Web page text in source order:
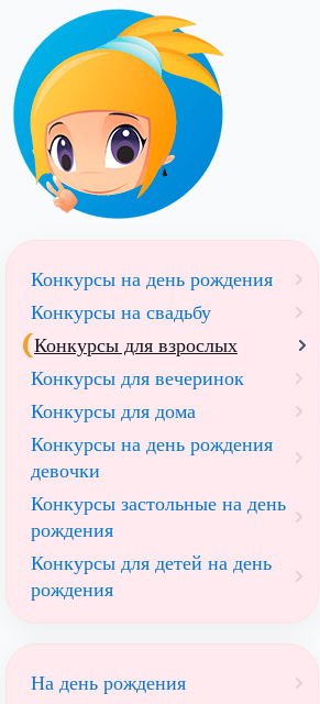
Конкурсы на день рождения
Конкурсы на свадьбу
Конкурсы для взрослых
Конкурсы для вечеринок
Конкурсы для дома
Конкурсы на день рождения
девочки
Конкурсы застольные на день
рождения
Конкурсы для детей на день
рождения
На день рождения